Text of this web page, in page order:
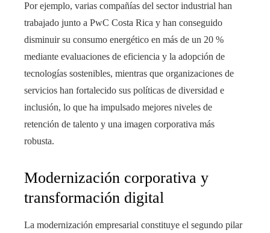
Por ejemplo, varias compañías del sector industrial han
trabajado junto a PwC Costa Rica y han conseguido
disminuir su consumo energético en más de un 20 %
mediante evaluaciones de eficiencia y la adopción de
tecnologías sostenibles, mientras que organizaciones de
servicios han fortalecido sus políticas de diversidad e
inclusión, lo que ha impulsado mejores niveles de
retención de talento y una imagen corporativa más
robusta.
Modernización corporativa y
transformación digital
La modernización empresarial constituye el segundo pilar